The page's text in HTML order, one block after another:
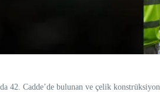
42. Cadde’de bulunan ve çelik